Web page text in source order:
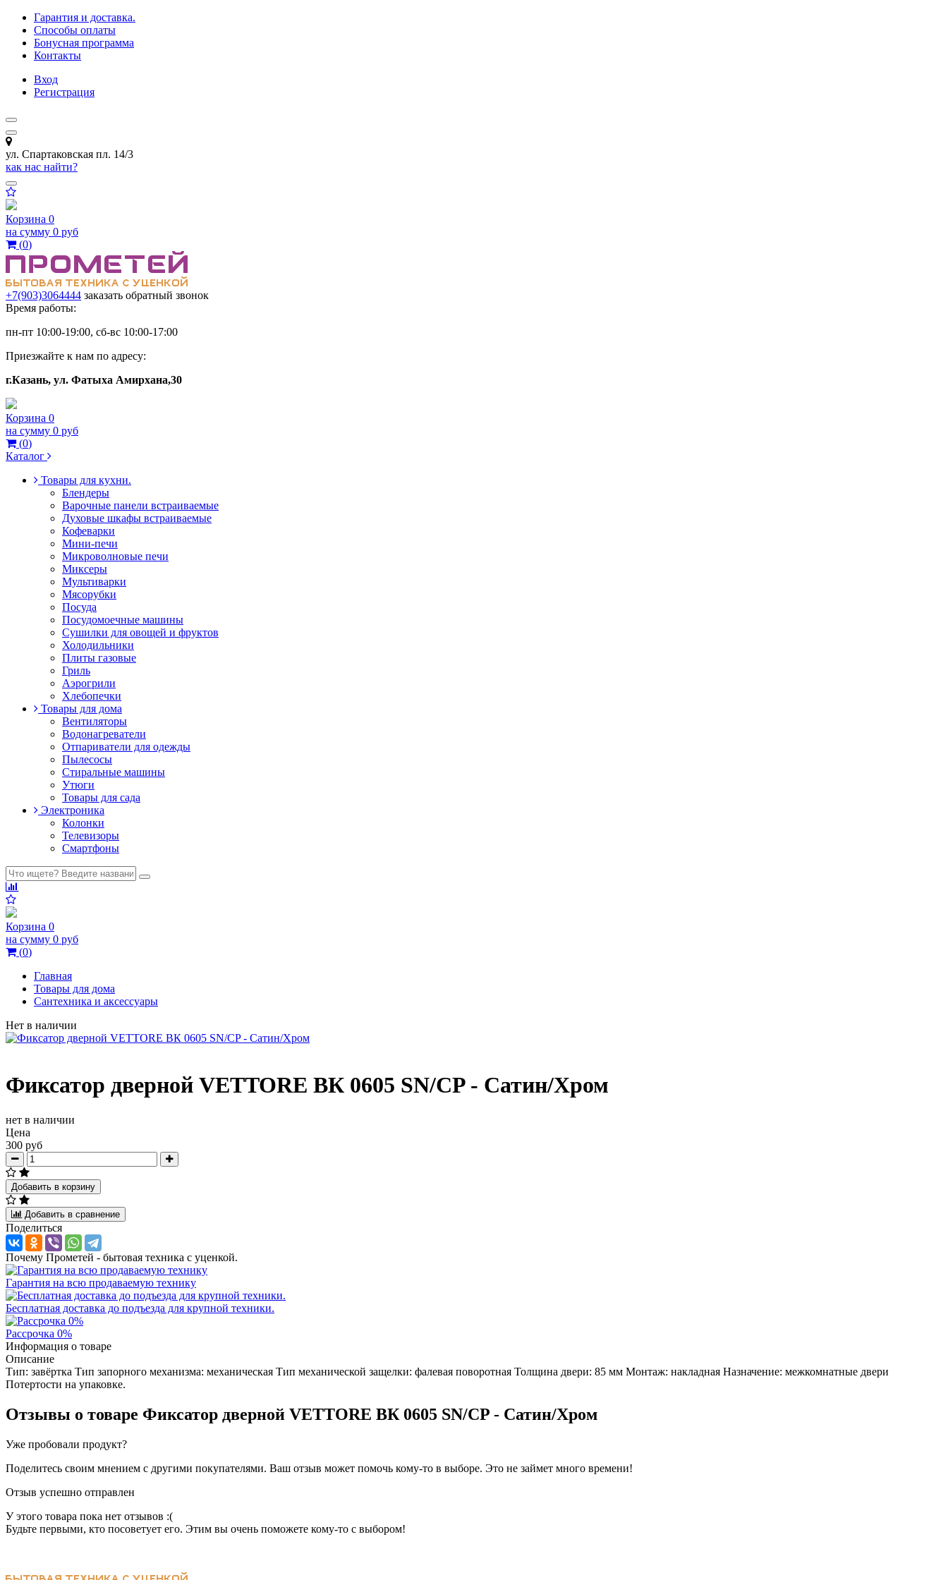
Гарантия и доставка.
Способы оплаты
Бонусная программа
Контакты
Вход
Регистрация
ул. Спартаковская пл. 14/3
как нас найти?
Корзина 0
на сумму 0 руб
(0)
+7(903)3064444 заказать обратный звонок
Время работы:
пн-пт 10:00-19:00, сб-вс 10:00-17:00
Приезжайте к нам по адресу:
г.Казань, ул. Фатыха Амирхана,30
Корзина 0
на сумму 0 руб
(0)
Каталог
Товары для кухни.
Блендеры
Варочные панели встраиваемые
Духовые шкафы встраиваемые
Кофеварки
Мини-печи
Микроволновые печи
Миксеры
Мультиварки
Мясорубки
Посуда
Посудомоечные машины
Сушилки для овощей и фруктов
Холодильники
Плиты газовые
Гриль
Аэрогрили
Хлебопечки
Товары для дома
Вентиляторы
Водонагреватели
Отпариватели для одежды
Пылесосы
Стиральные машины
Утюги
Товары для сада
Электроника
Колонки
Телевизоры
Смартфоны
Корзина 0
на сумму 0 руб
(0)
Главная
Товары для дома
Сантехника и аксессуары
Нет в наличии
Фиксатор дверной VETTORE ВК 0605 SN/CP - Сатин/Хром
нет в наличии
Цена
300 руб
Добавить в корзину
Добавить в сравнение
Поделиться
Почему Прометей - бытовая техника с уценкой.
Гарантия на всю продаваемую технику
Бесплатная доставка до подъезда для крупной техники.
Рассрочка 0%
Информация о товаре
Описание
Тип: завёртка Тип запорного механизма: механическая Тип механической защелки: фалевая поворотная Толщина двери: 85 мм Монтаж: накладная Назначение: межкомнатные двери
Потертости на упаковке.
Отзывы о товаре Фиксатор дверной VETTORE ВК 0605 SN/CP - Сатин/Хром
Уже пробовали продукт?
Поделитесь своим мнением с другими покупателями. Ваш отзыв может помочь кому-то в выборе. Это не займет много времени!
Отзыв успешно отправлен
У этого товара пока нет отзывов :(
Будьте первыми, кто посоветует его. Этим вы очень поможете кому-то с выбором!